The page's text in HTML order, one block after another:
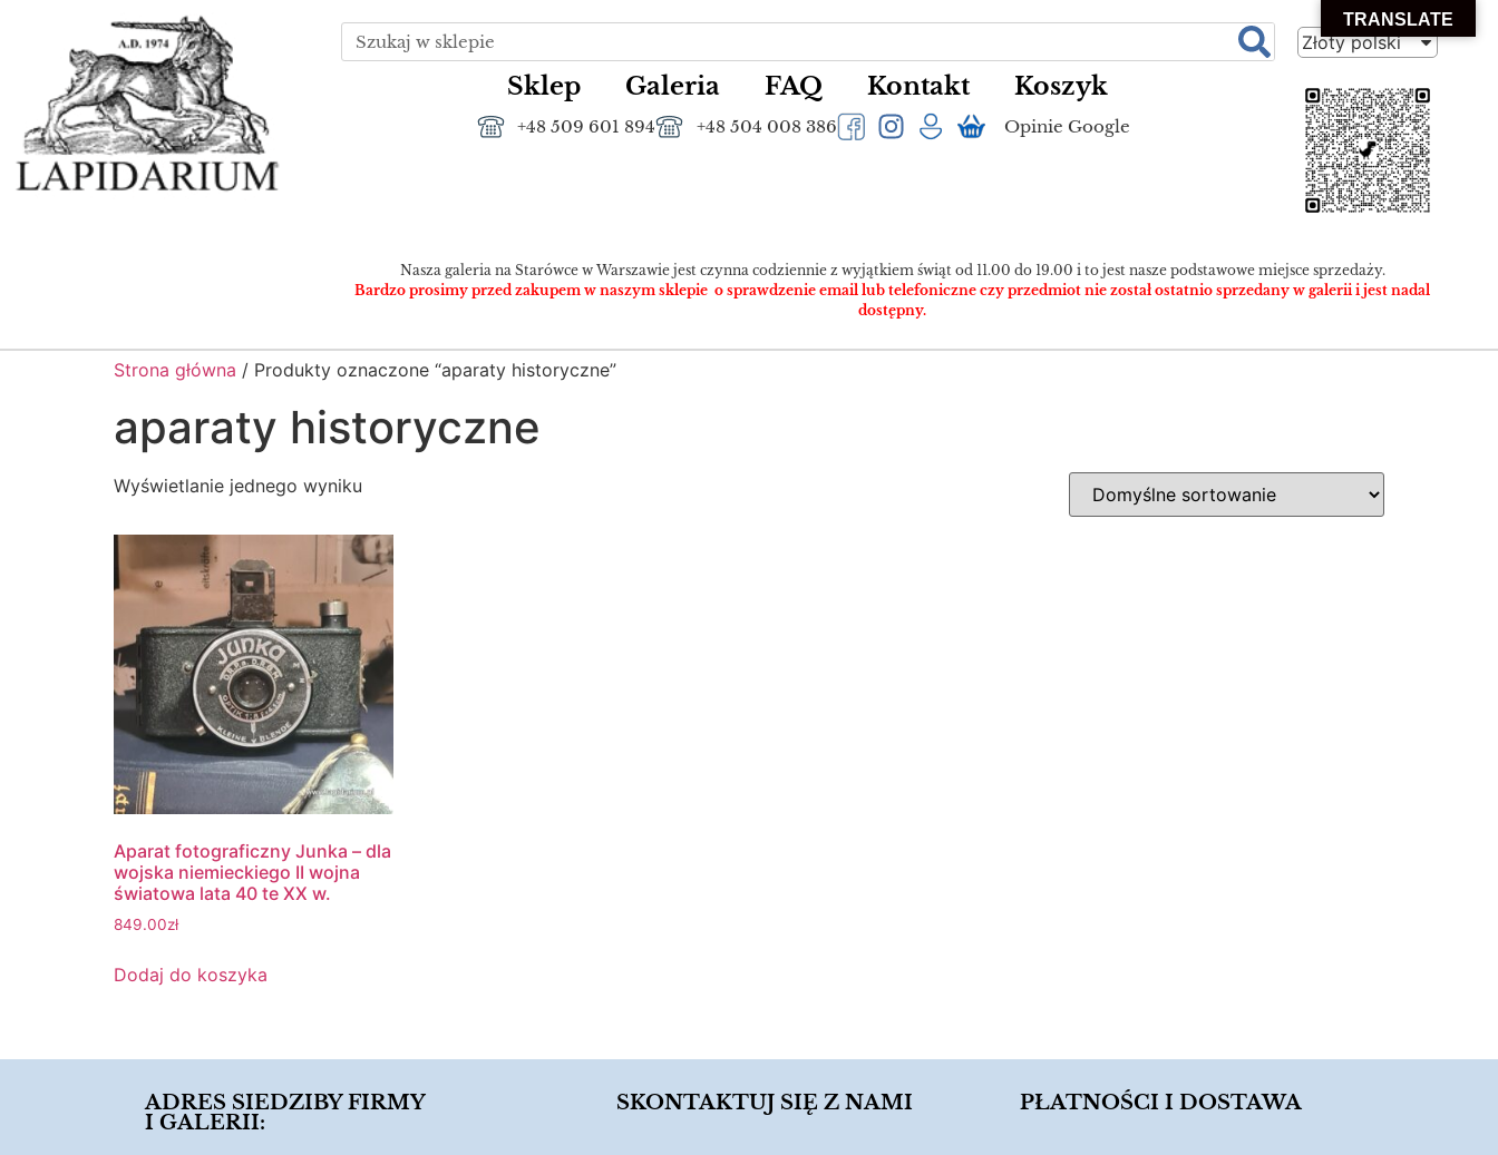
Sklep Galeria FAQ Kontakt Koszyk
+48 509 601 894 +48 504 008 386 Opinie Google
Złoty polski
Nasza galeria na Starówce w Warszawie jest czynna codziennie z wyjątkiem świąt od 11.00 do 19.00 i to jest nasze podstawowe miejsce sprzedaży.
Bardzo prosimy przed zakupem w naszym sklepie o sprawdzenie email lub telefoniczne czy przedmiot nie został ostatnio sprzedany w galerii i jest nadal
dostępny.
Strona główna / Produkty oznaczone “aparaty historyczne”
aparaty historyczne
Wyświetlanie jednego wyniku
Aparat fotograficzny Junka – dla
wojska niemieckiego II wojna
światowa lata 40 te XX w.
849.00zł
Dodaj do koszyka
ADRES SIEDZIBY FIRMY
I GALERII:
SKONTAKTUJ SIĘ Z NAMI PŁATNOŚCI I DOSTAWA
TRANSLATE